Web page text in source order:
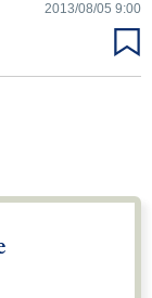
2013/08/05 9:00